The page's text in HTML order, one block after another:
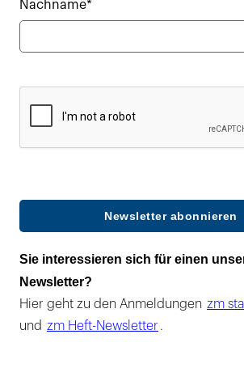
Nachname*
Newsletter abonnieren
Sie interessieren sich für einen
Newsletter?
Hier geht zu den Anmeldungen zm
und zm Heft-Newsletter .